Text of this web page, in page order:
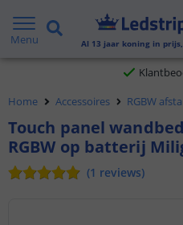
Menu Al 13 jaar koning in
Gratis verzending
Voor 23:45 uur
Home Accessoires RGBW
Touch panel
RGBW op batterij
(1 reviews)